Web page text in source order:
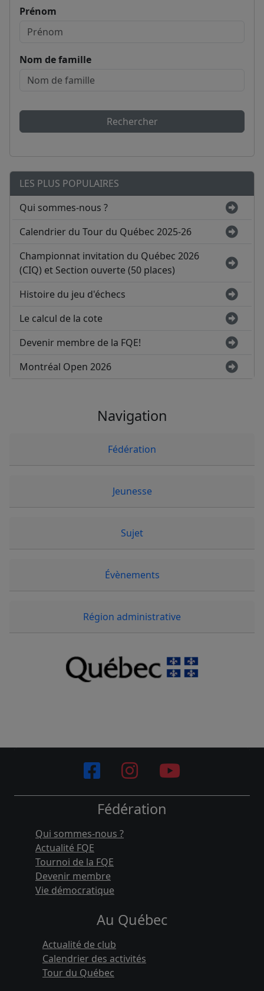
Prénom
Nom de famille
Rechercher
LES PLUS POPULAIRES
Qui sommes-nous ?
Calendrier du Tour du Québec 2025-26
Championnat invitation du Québec 2026
(CIQ) et Section ouverte (50 places)
Histoire du jeu d'échecs
Le calcul de la cote
Devenir membre de la FQE!
Montréal Open 2026
Navigation
Fédération
Jeunesse
Sujet
Évènements
Région administrative
Fédération
Qui sommes-nous ?
Actualité FQE
Tournoi de la FQE
Devenir membre
Vie démocratique
Au Québec
Actualité de club
Calendrier des activités
Tour du Québec